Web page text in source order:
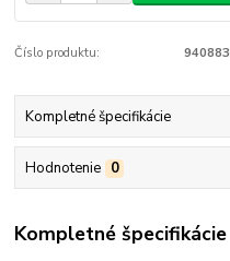
Číslo produktu: 940883
Kompletné špecifikácie
Hodnotenie 0
Kompletné špecifikácie